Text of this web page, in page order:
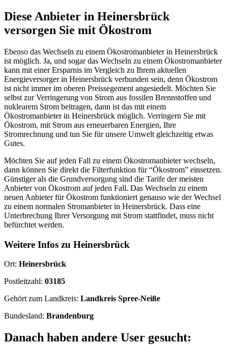
Diese Anbieter in Heinersbrück
versorgen Sie mit Ökostrom
Ebenso das Wechseln zu einem Ökostromanbieter in Heinersbrück
ist möglich. Ja, und sogar das Wechseln zu einem Ökostromanbieter
kann mit einer Ersparnis im Vergleich zu Ihrem aktuellen
Energieversorger in Heinersbrück verbunden sein, denn Ökostrom
ist nicht immer im oberen Preissegement angesiedelt. Möchten Sie
selbst zur Verringerung von Strom aus fossilen Brennstoffen und
nuklearem Strom beitragen, dann ist das mit einem
Ökostromanbieter in Heinersbrück möglich. Verringern Sie mit
Ökostrom, mit Strom aus erneuerbaren Energien, Ihre
Stromrechnung und tun Sie für unsere Umwelt gleichzeitig etwas
Gutes.
Möchten Sie auf jeden Fall zu einem Ökostromanbieter wechseln,
dann können Sie direkt die Filterfunktion für “Ökostrom” einsetzen.
Günstiger als die Grundversorgung sind die Tarife der meisten
Anbieter von Ökostrom auf jeden Fall. Das Wechseln zu einem
neuen Anbieter für Ökostrom funktioniert genauso wie der Wechsel
zu einem normalen Stromanbieter in Heinersbrück. Dass eine
Unterbrechung Ihrer Versorgung mit Strom stattfindet, muss nicht
befürchtet werden.
Weitere Infos zu Heinersbrück
Ort: Heinersbrück
Postleitzahl: 03185
Gehört zum Landkreis: Landkreis Spree-Neiße
Bundesland: Brandenburg
Danach haben andere User gesucht: